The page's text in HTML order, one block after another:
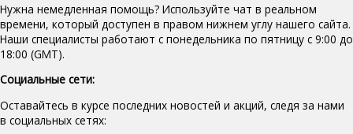
Нужна немедленная помощь? Используйте чат в реальном
времени, который доступен в правом нижнем углу нашего сайта.
Наши специалисты работают с понедельника по пятницу с 9:00 до
18:00 (GMT).
Социальные сети:
Оставайтесь в курсе последних новостей и акций, следя за нами
в социальных сетях: